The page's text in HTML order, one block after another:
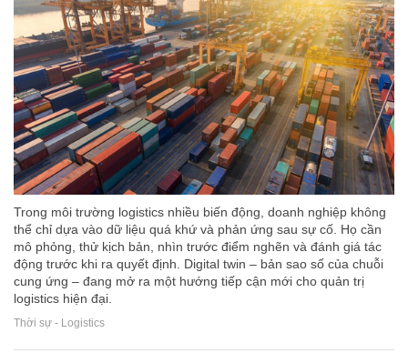
Trong môi trường logistics nhiều biến động, doanh nghiệp không
thể chỉ dựa vào dữ liệu quá khứ và phản ứng sau sự cố. Họ cần
mô phỏng, thử kịch bản, nhìn trước điểm nghẽn và đánh giá tác
động trước khi ra quyết định. Digital twin – bản sao số của chuỗi
cung ứng – đang mở ra một hướng tiếp cận mới cho quản trị
logistics hiện đại.
Thời sự - Logistics